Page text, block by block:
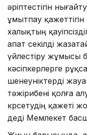
әріптестігін
ұмытпау
халықтың
апат секілді
үйлестіру жұмысы
кәсіпкерлерге
шенеуніктерді
тәжірибені қолға
көрсетудің қажеті
деді Мемлекет